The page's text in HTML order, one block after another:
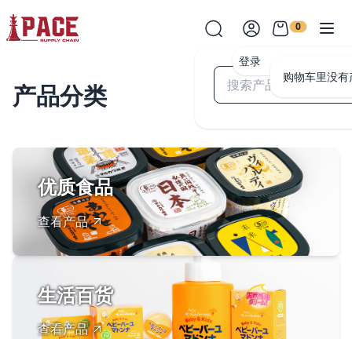
登录
0
购物车里没有
产品分类
优质食品
查看产品
生活百货
查看产品